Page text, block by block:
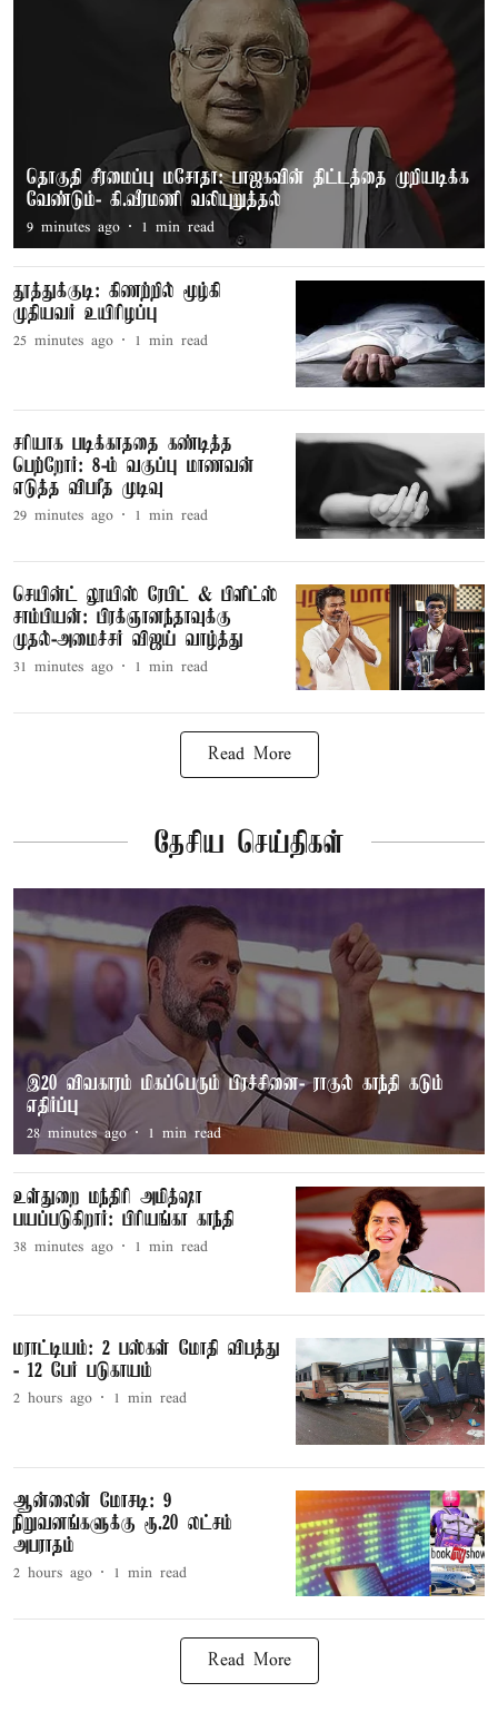
தொகுதி சீரமைப்பு மசோதா: பாஜகவின் திட்டத்தை முறியடிக்க
வேண்டும்- கி.வீரமணி வலியுறுத்தல்
9 minutes ago 1 min read
தூத்துக்குடி: கிணற்றில் மூழ்கி
முதியவர் உயிரிழப்பு
25 minutes ago 1 min read
சரியாக படிக்காததை கண்டித்த
பெற்றோர்: 8-ம் வகுப்பு மாணவன்
எடுத்த விபரீத முடிவு
29 minutes ago 1 min read
செயின்ட் லூயிஸ் ரேபிட் & பிளிட்ஸ்
சாம்பியன்: பிரக்ஞானந்தாவுக்கு
முதல்-அமைச்சர் விஜய் வாழ்த்து
31 minutes ago 1 min read
Read More
தேசிய செய்திகள்
இ20 விவகாரம் மிகப்பெரும் பிரச்சினை- ராகுல் காந்தி கடும்
எதிர்ப்பு
28 minutes ago 1 min read
உள்துறை மந்திரி அமித்ஷா
பயப்படுகிறார்: பிரியங்கா காந்தி
38 minutes ago 1 min read
மராட்டியம்: 2 பஸ்கள் மோதி விபத்து
- 12 பேர் படுகாயம்
2 hours ago 1 min read
ஆன்லைன் மோசடி: 9
நிறுவனங்களுக்கு ரூ.20 லட்சம்
அபராதம்
2 hours ago 1 min read
Read More